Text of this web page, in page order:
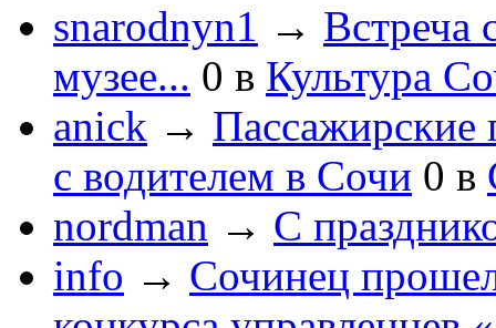
snarodnyn1 → Встреча
музее... 0 в Культура
anick → Пассажирские
с водителем в Сочи 0 в
nordman → С
info → Сочинец